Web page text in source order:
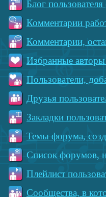
Блог
Комментарии
Комментарии,
Избранные авторы
Пользователи,
Друзья
Закладки
Темы форума,
Список форумов,
Плейлист
Сообщества, в